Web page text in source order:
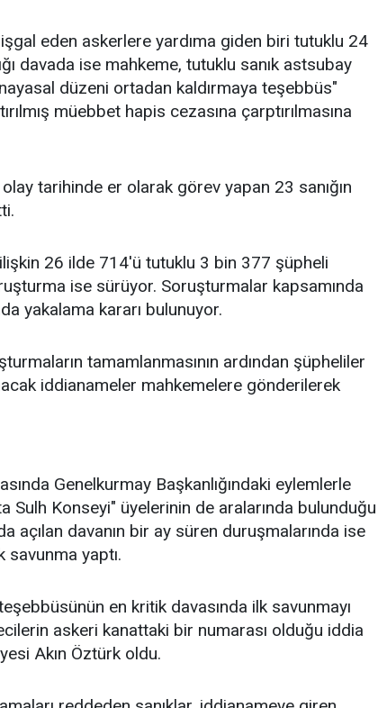
eden askerlere yardıma giden biri tutuklu 24
davada ise mahkeme, tutuklu sanık astsubay
düzeni ortadan kaldırmaya teşebbüs"
müebbet hapis cezasına çarptırılmasına
tarihinde er olarak görev yapan 23 sanığın
26 ilde 714'ü tutuklu 3 bin 377 şüpheli
ise sürüyor. Soruşturmalar kapsamında
yakalama kararı bulunuyor.
tamamlanmasının ardından şüpheliler
iddianameler mahkemelere gönderilerek
Genelkurmay Başkanlığındaki eylemlerle
Sulh Konseyi" üyelerinin de aralarında bulunduğu
açılan davanın bir ay süren duruşmalarında ise
savunma yaptı.
en kritik davasında ilk savunmayı
askeri kanattaki bir numarası olduğu iddia
Akın Öztürk oldu.